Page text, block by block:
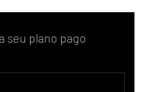
seu plano pago